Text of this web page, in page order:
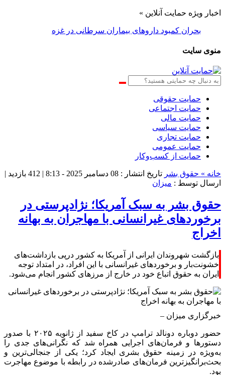
اخبار ویژه حمایت آنلاین »
بحران کمبود دارو‌های بیماران سرطانی در غزه
منوی سایت
حمایت حقوقی
حمایت اجتماعی
حمایت مالی
حمایت سیاسی
حمایت تجاری
حمایت عمومی
حمایت از کسب‌وکار
خانه » حقوق بشر تاریخ انتشار : 08 دسامبر 2025 - 8:13 | 412 بازدید
|
ارسال توسط : میزان
حقوق بشر به سبک آمریکا؛ نژادپرستی در
برخوردهای غیرانسانی با مهاجران به بهانه
اخراج
بازگشت شهروندان ایرانی از آمریکا به کشور درپی بازداشت‌های
خشونت‌بار و برخورد‌های غیرانسانی با این افراد، در امتداد توجه
ایران به حقوق اتباع خود در خارج از مرز‌های کشور انجام می‌شود.
خبرگزاری میزان –
حضور دوباره دونالد ترامپ در کاخ سفید از ژانویه ۲۰۲۵ با صدور
دستور‌ها و فرمان‌های اجرایی همراه شد که نگرانی‌های جدی را
به‌ویژه در زمینه حقوق بشری ایجاد کرد؛ یکی از جنجالی‌ترین و
بحث‌برانگیزترین فرمان‌های صادرشده در رابطه با موضوع مهاجرت
بود.